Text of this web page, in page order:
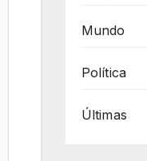
Mundo
Política
Últimas